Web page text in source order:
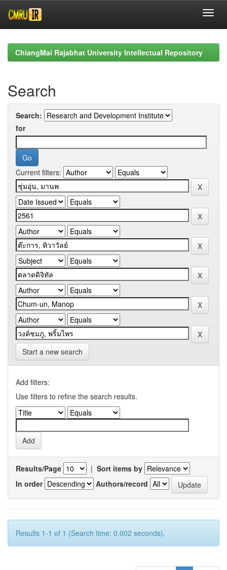
navigationChiangMai Rajabhat University Intellectual Repository
Search
Search:
for
Current filters:
Start a new search
Add filters:
Use filters to refine the search results.
Results/Page | Sort items by
In order
Authors/record
Results 1-1 of 1 (Search time: 0.002 seconds).